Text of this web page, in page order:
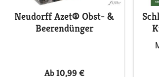
Neudorff Azet® Obst- &
Beerendünger
Ab 10,99 €